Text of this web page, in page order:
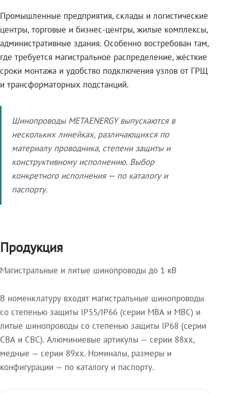
Промышленные предприятия, склады и логистические
центры, торговые и бизнес-центры, жилые комплексы,
административные здания. Особенно востребован там,
где требуется магистральное распределение, жёсткие
сроки монтажа и удобство подключения узлов от ГРЩ
и трансформаторных подстанций.
Шинопроводы METAENERGY выпускаются в
нескольких линейках, различающихся по
материалу проводника, степени защиты и
конструктивному исполнению. Выбор
конкретного исполнения — по каталогу и
паспорту.
Продукция
Магистральные и литые шинопроводы до 1 кВ
В номенклатуру входят магистральные шинопроводы
со степенью защиты IP55/IP66 (серии МВА и МВС) и
литые шинопроводы со степенью защиты IP68 (серии
СВА и СВС). Алюминиевые артикулы — серии 88xx,
медные — серии 89xx. Номиналы, размеры и
конфигурации — по каталогу и паспорту.